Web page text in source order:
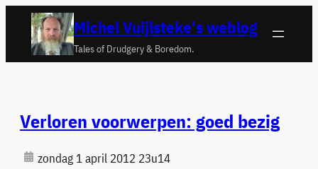
naar
Michel Vuijlsteke's weblog
Tales of Drudgery & Boredom.
Verloren voorwerpen: goed bezig
zondag 1 april 2012 23u14